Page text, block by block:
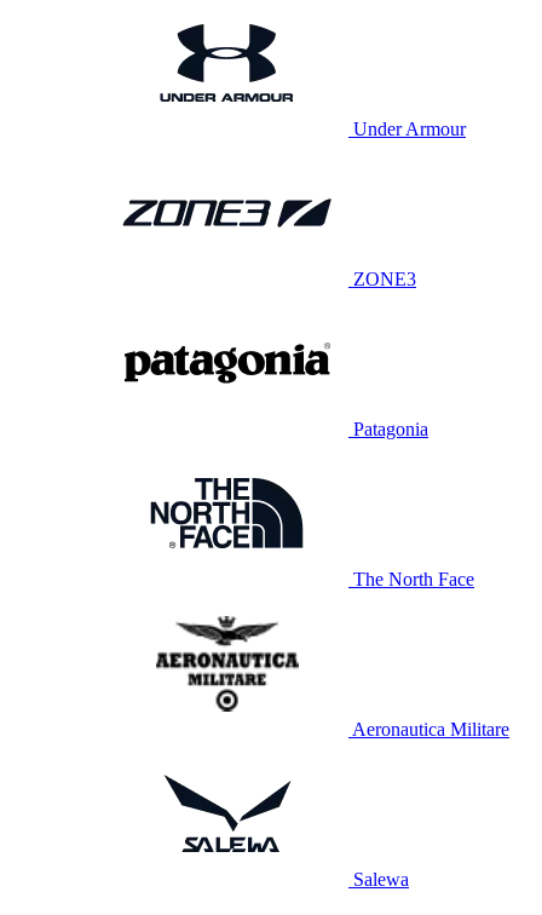
Under Armour
ZONE3
Patagonia
The North Face
Aeronautica Militare
Salewa